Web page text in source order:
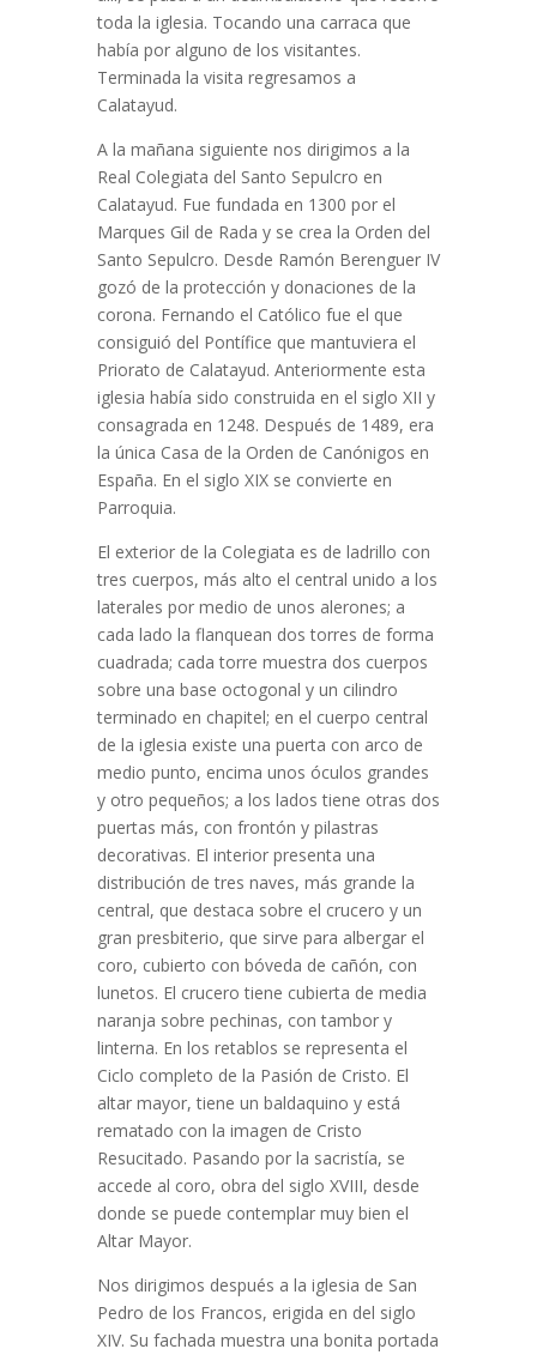
toda la iglesia. Tocando una carraca que
había por alguno de los visitantes.
Terminada la visita regresamos a
Calatayud.
A la mañana siguiente nos dirigimos a la
Real Colegiata del Santo Sepulcro en
Calatayud. Fue fundada en 1300 por el
Marques Gil de Rada y se crea la Orden del
Santo Sepulcro. Desde Ramón Berenguer IV
gozó de la protección y donaciones de la
corona. Fernando el Católico fue el que
consiguió del Pontífice que mantuviera el
Priorato de Calatayud. Anteriormente esta
iglesia había sido construida en el siglo XII y
consagrada en 1248. Después de 1489, era
la única Casa de la Orden de Canónigos en
España. En el siglo XIX se convierte en
Parroquia.
El exterior de la Colegiata es de ladrillo con
tres cuerpos, más alto el central unido a los
laterales por medio de unos alerones; a
cada lado la flanquean dos torres de forma
cuadrada; cada torre muestra dos cuerpos
sobre una base octogonal y un cilindro
terminado en chapitel; en el cuerpo central
de la iglesia existe una puerta con arco de
medio punto, encima unos óculos grandes
y otro pequeños; a los lados tiene otras dos
puertas más, con frontón y pilastras
decorativas. El interior presenta una
distribución de tres naves, más grande la
central, que destaca sobre el crucero y un
gran presbiterio, que sirve para albergar el
coro, cubierto con bóveda de cañón, con
lunetos. El crucero tiene cubierta de media
naranja sobre pechinas, con tambor y
linterna. En los retablos se representa el
Ciclo completo de la Pasión de Cristo. El
altar mayor, tiene un baldaquino y está
rematado con la imagen de Cristo
Resucitado. Pasando por la sacristía, se
accede al coro, obra del siglo XVIII, desde
donde se puede contemplar muy bien el
Altar Mayor.
Nos dirigimos después a la iglesia de San
Pedro de los Francos, erigida en del siglo
XIV. Su fachada muestra una bonita portada